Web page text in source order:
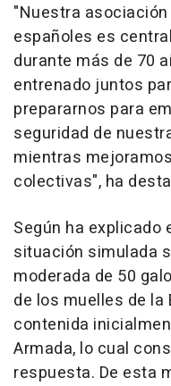
"Nuestra
españoles es
durante más de 70
entrenado juntos
prepararnos para
seguridad de
mientras
colectivas", ha
Según ha explicado
situación simulada
moderada de 50
de los muelles de la
contenida
Armada, lo cual
respuesta. De esta